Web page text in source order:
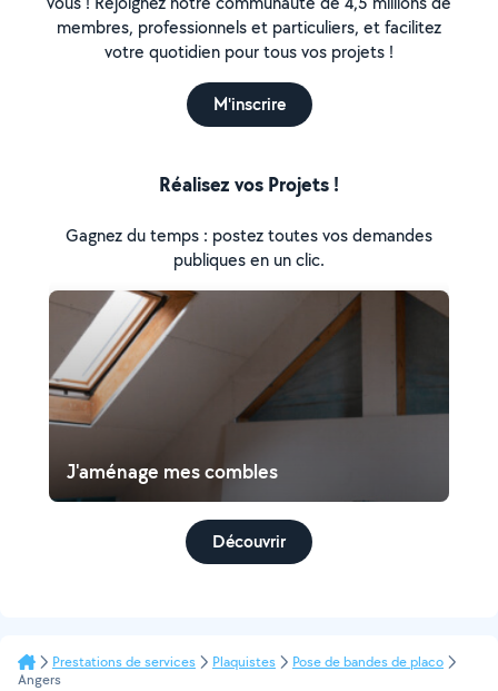
membres, professionnels et particuliers, et facilitez
votre quotidien pour tous vos projets !
M'inscrire
Réalisez vos Projets !
Gagnez du temps : postez toutes vos demandes
publiques en un clic.
J'aménage mes combles
Découvrir
Prestations de services Plaquistes
Pose de bandes de placo
Angers